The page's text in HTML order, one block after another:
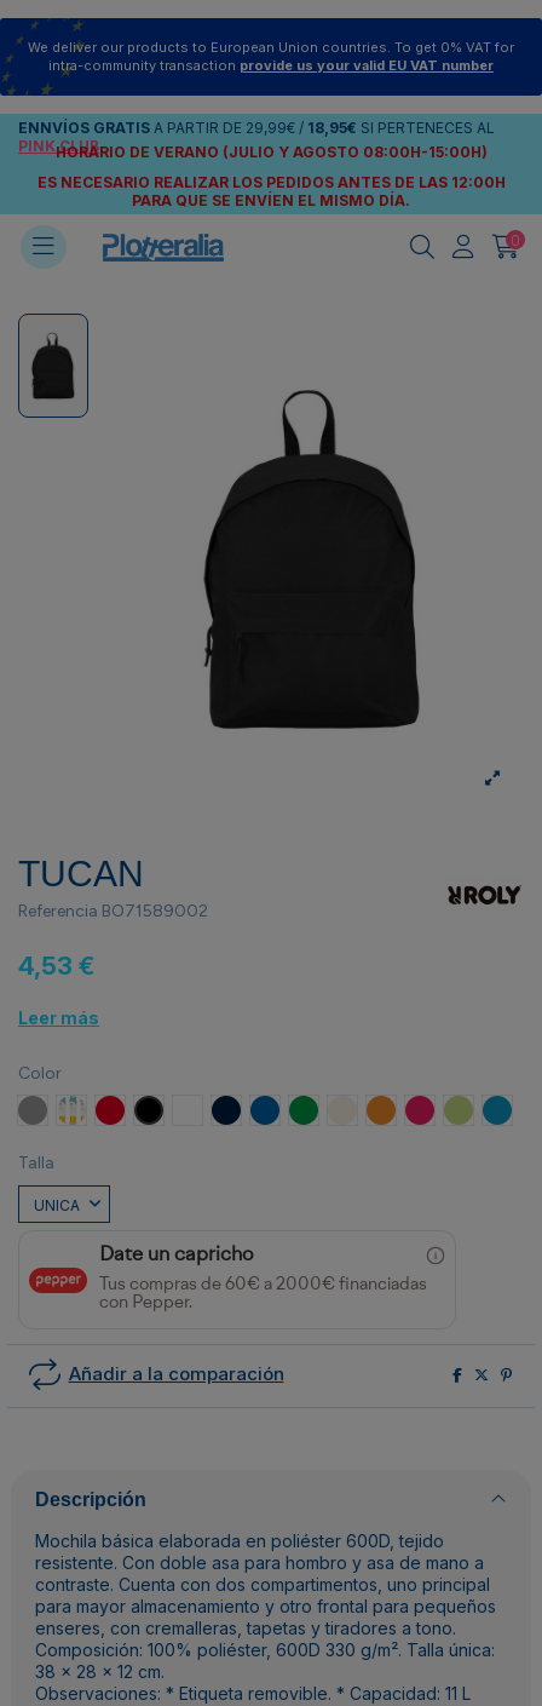
We deliver our products to European Union countries. To get 0% VAT for
intra-community transaction provide us your valid EU VAT number
ENNVÍOS GRATIS A PARTIR DE 29,99€ / 18,95€ SI PERTENECES AL
PINK CLUB
HORARIO DE VERANO (JULIO Y AGOSTO 08:00H-15:00H)
ES NECESARIO REALIZAR LOS PEDIDOS ANTES DE LAS 12:00H
PARA QUE SE ENVÍEN EL MISMO DÍA.
0
TUCAN
Referencia BO71589002
4,53 €
Leer más
Color
Gris AmarilloRojo Negro Blanco MARINOROYAL VERDE HELECHO
CRUDONARANJAFUCSIAVERDE
Talla
Date un capricho
Tus compras de 60€ a 2000€ financiadas
con Pepper.
Añadir a la comparación
Descripción
Mochila básica elaborada en poliéster 600D, tejido
resistente. Con doble asa para hombro y asa de mano a
contraste. Cuenta con dos compartimentos, uno principal
para mayor almacenamiento y otro frontal para pequeños
enseres, con cremalleras, tapetas y tiradores a tono.
Composición: 100% poliéster, 600D 330 g/m². Talla única:
38 x 28 x 12 cm.
Observaciones: * Etiqueta removible. * Capacidad: 11 L